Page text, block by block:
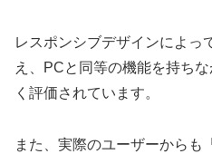
レスポンシブデザインによっ
え、PCと同等の機能を持ち
く評価されています。
また、実際のユーザーからも